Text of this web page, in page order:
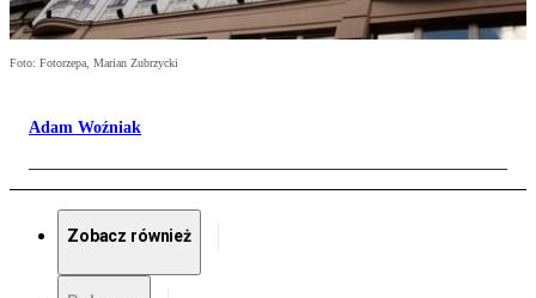
Foto: Fotorzepa, Marian Zubrzycki
Adam Woźniak
Zobacz również